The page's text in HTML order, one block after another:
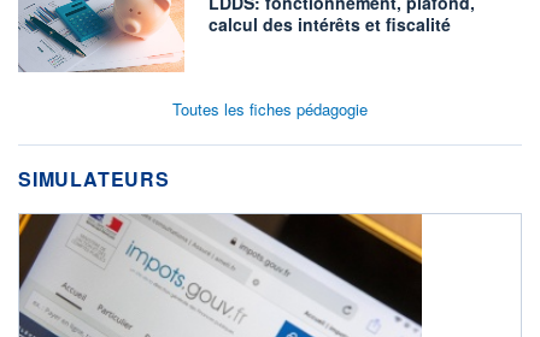
calcul des intérêts et fiscalité
Toutes les fiches pédagogie
SIMULATEURS